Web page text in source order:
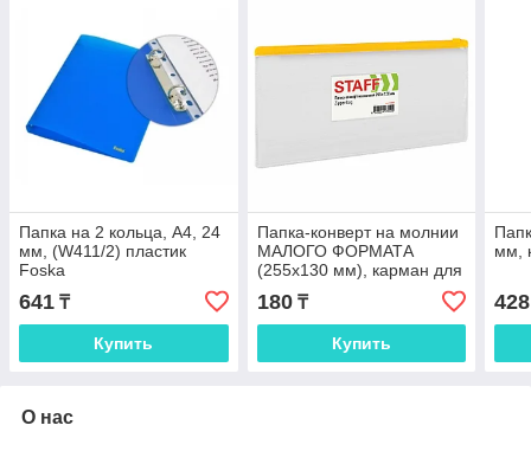
Папка на 2 кольца, A4, 24
мм, (W411/2) пластик
Foska
641 ₸
Купить
Папка-конверт на молнии
МАЛОГО ФОРМАТА
(255х130 мм), карман для
визиток, прозрачная, 0,12
мм, STAFF
180₸
Купить
мм,
428
О нас